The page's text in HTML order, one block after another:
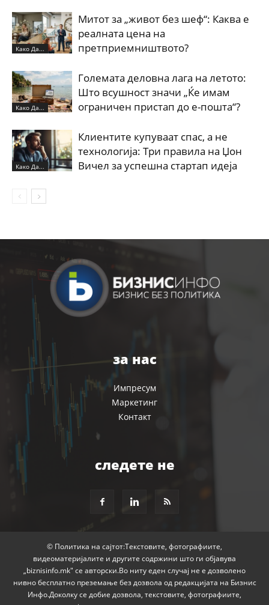
Како Да...
Митот за „живот без шеф“: Каква е
реалната цена на
претприемништвото?
Како Да...
Големата деловна лага на летото:
Што всушност значи „Ќе имам
ограничен пристап до е-пошта“?
Како Да...
Клиентите купуваат спас, а не
технологија: Три правила на Џон
Вичел за успешна стартап идеја
за нас
Импресум
Маркетинг
Контакт
следете не
© Политика на сајтот:Текстовите, фотографиите,
видеоматеријалите и другите содржини што ги објавува
„biznisinfo.mk" се авторски.Во ниту еден случај не е дозволено
нивно бесплатно преземање без дозвола од редакцијата на Бизнис
Инфо.Доколку се добие дозвола, текстовите, фотографиите,